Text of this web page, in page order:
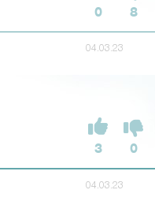
0 8
04.03.23
3 0
04.03.23